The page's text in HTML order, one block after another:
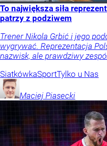
To największa siła
patrzy z podziwem
Trener Nikola Grbić i jego
wygrywać. Reprezentacja
nazwisk, ale prawdziwy
SiatkówkaSportTylko u Nas
Maciej Piasecki